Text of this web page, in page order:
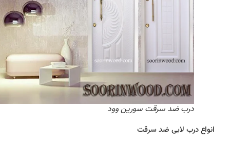
درب ضد سرقت سورین وود
انواع درب لابی ضد سرقت